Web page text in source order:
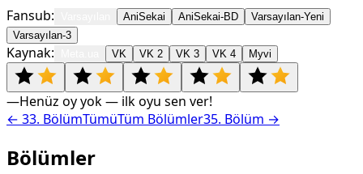
Fansub: AniSekai AniSekai-BD
Varsayılan-Yeni
Varsayılan-3
Kaynak: VK VK 2 VK 3 VK 4 Myvi
—Henüz oy yok — ilk oyu sen ver!
← 33. BölümTümüTüm Bölümler35. Bölüm →
Bölümler